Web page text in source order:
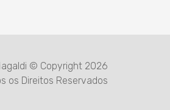
© Copyright 2026
os Direitos Reservados